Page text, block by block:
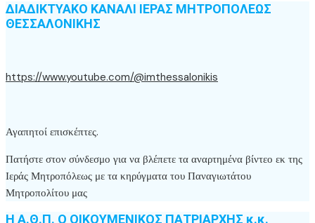
ΔΙΑΔΙΚΤΥΑΚΟ ΚΑΝΑΛΙ ΙΕΡΑΣ ΜΗΤΡΟΠΟΛΕΩΣ
ΘΕΣΣΑΛΟΝΙΚΗΣ
https://www.youtube.com/@imthessalonikis
Αγαπητοί επισκέπτες.
Πατήστε στον σύνδεσμο για να βλέπετε τα αναρτημένα βίντεο εκ της
Ιεράς Μητροπόλεως με τα κηρύγματα του Παναγιωτάτου
Μητροπολίτου μας
Η Α.Θ.Π. Ο ΟΙΚΟΥΜΕΝΙΚΟΣ ΠΑΤΡΙΑΡΧΗΣ κ.κ.